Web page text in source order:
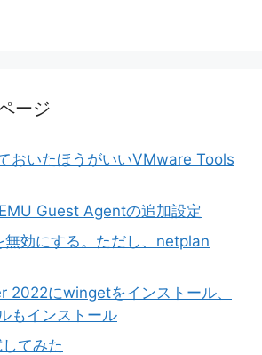
ージ
おいたほうがいいVMware Tools
Guest Agentの追加設定
効にする。ただし、netplan
2022にwingetをインストール、
もインストール
てみた